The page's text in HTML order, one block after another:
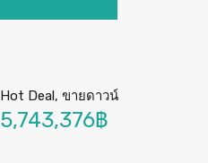
Hot Deal, ขายดาวน์
5,743,376฿